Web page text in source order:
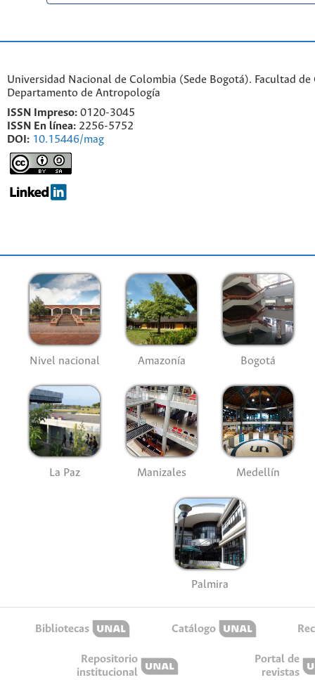
Universidad Nacional de Colombia (Sede Bogotá). Facultad de
Departamento de Antropología
ISSN Impreso: 0120-3045
ISSN En línea: 2256-5752
DOI: 10.15446/mag
Nivel nacional Amazonía Bogotá
La Paz Manizales Medellín
Palmira
Bibliotecas Catálogo
Repositorio
institucional
Portal de
revistas